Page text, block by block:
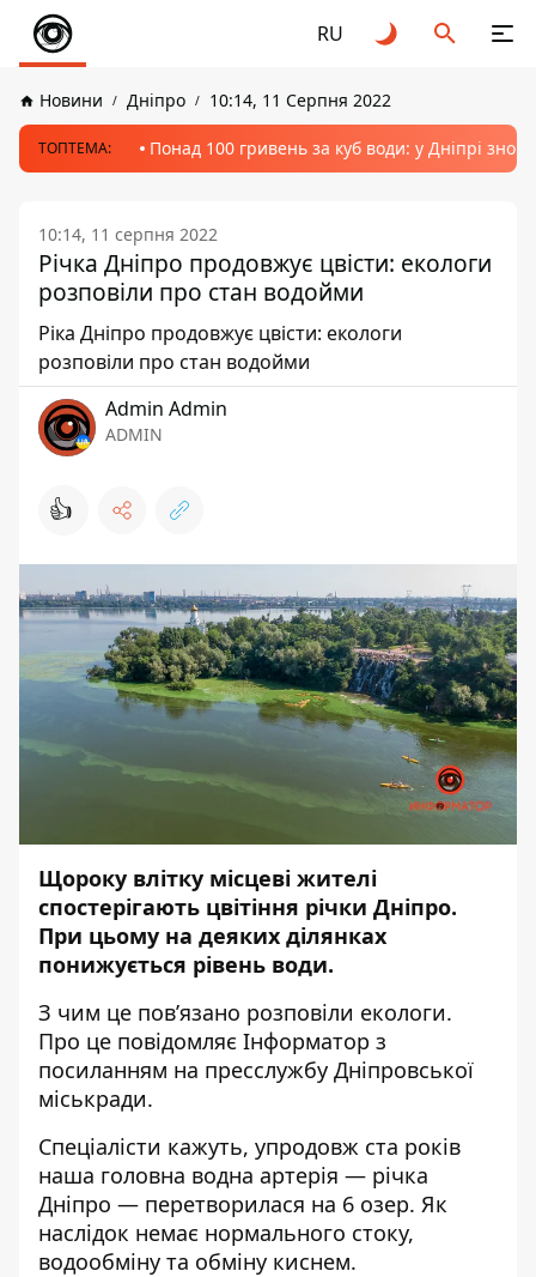
RU
Новини Дніпро 10:14, 11 Серпня 2022
ТОПТЕМА: Понад 100 гривень за куб води: у Дніпрі
10:14, 11 серпня 2022
Річка Дніпро продовжує цвісти: екологи
розповіли про стан водойми
Ріка Дніпро продовжує цвісти: екологи
розповіли про стан водойми
Admin Admin
ADMIN
👍
Щороку влітку місцеві жителі
спостерігають цвітіння річки Дніпро.
При цьому на деяких ділянках
понижується рівень води.
З чим це пов’язано розповіли екологи.
Про це повідомляє Інформатор з
посиланням на пресслужбу Дніпровської
міськради.
Спеціалісти кажуть, упродовж ста років
наша головна водна артерія — річка
Дніпро — перетворилася на 6 озер. Як
наслідок немає нормального стоку,
водообміну та обміну киснем.